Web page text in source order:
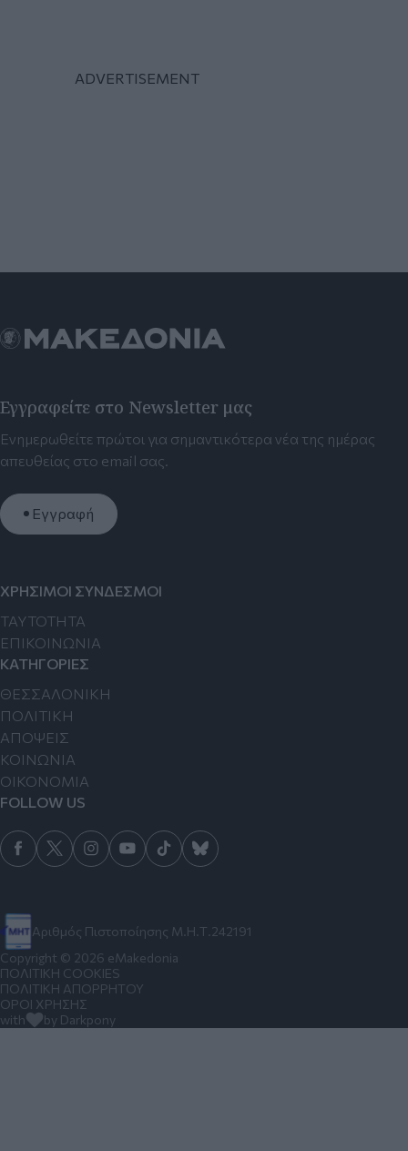
Εγγραφείτε στο Newsletter μας
Ενημερωθείτε πρώτοι για σημαντικότερα νέα της ημέρας
απευθείας στο email σας.
Εγγραφή
Αριθμός Πιστοποίησης Μ.Η.Τ.242191
ΧΡΗΣΙΜΟΙ ΣΥΝΔΕΣΜΟΙ
TAYTOTHTA
ΕΠΙΚΟΙΝΩΝΙΑ
ΚΑΤΗΓΟΡΙΕΣ
ΘΕΣΣΑΛΟΝΙΚΗ
ΠΟΛΙΤΙΚΗ
ΑΠΟΨΕΙΣ
ΚΟΙΝΩΝΙΑ
ΟΙΚΟΝΟΜΙΑ
FOLLOW US
Copyright © 2026 eMakedonia
ΠΟΛΙΤΙΚΗ COOKIES
ΠΟΛΙΤΙΚΗ ΑΠΟΡΡΗΤΟΥ
ΟΡΟΙ ΧΡΗΣΗΣ
with
by Darkpony